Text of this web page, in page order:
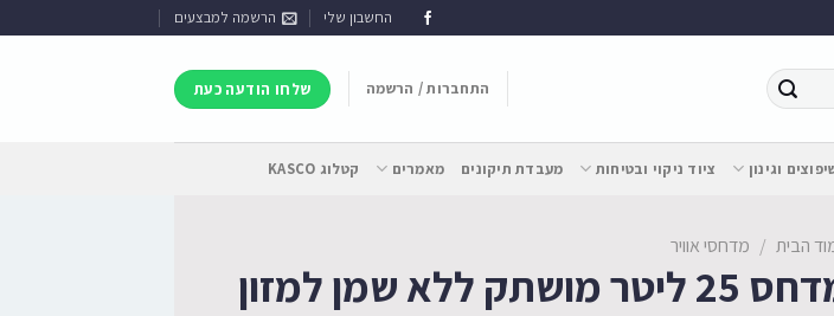
החשבון שלי הרשמה למבצעים
התחברות / הרשמה שלחו הודעה כעת
וגינון ציוד ניקוי ובטיחות מעבדת תיקונים מאמרים קטלוג KASCO
הבית / מדחסי אוויר
ליטר מושתק ללא שמן למזון